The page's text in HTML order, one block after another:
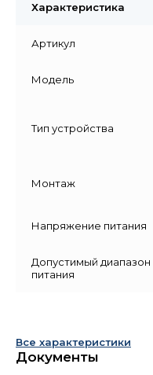
Характеристика
Артикул
Модель
Тип устройства
Монтаж
Напряжение питания
Допустимый диапазон
питания
Все характеристики
Документы